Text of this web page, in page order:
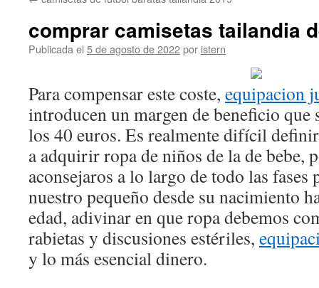
comprar camisetas tailandia
Publicada el 5 de agosto de 2022por istern
Para compensar este coste, equipacion
introducen un margen de beneficio que
los 40 euros. Es realmente difícil
a adquirir ropa de niños de la de bebe,
aconsejaros a lo largo de todo las fases
nuestro pequeño desde su nacimiento
edad, adivinar en que ropa debemos
rabietas y discusiones estériles,
y lo más esencial dinero.